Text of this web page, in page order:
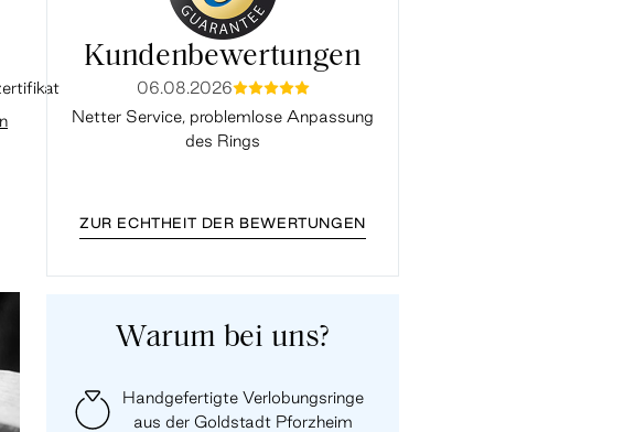
Kundenbewertungen
06.08.2026mmmmm
Netter Service, problemlose Anpassung
des Rings
ZUR ECHTHEIT DER BEWERTUNGEN
Warum bei uns?
Handgefertigte Verlobungsringe
aus der Goldstadt Pforzheim